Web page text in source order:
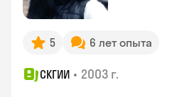
5 6 лет опыта
СКГИИ • 2003 г.